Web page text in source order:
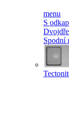
menu
S
Spodní